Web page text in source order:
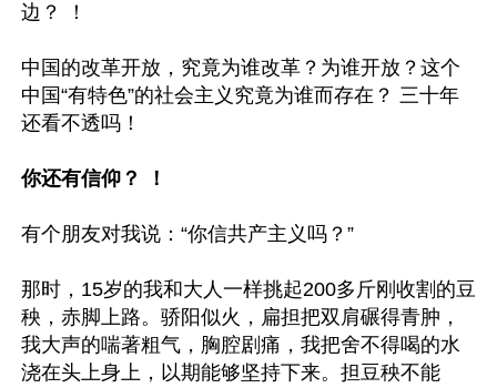
边？ ！
中国的改革开放，究竟为谁改革？为谁开放？这个
中国“有特色”的社会主义究竟为谁而存在？ 三十年
还看不透吗！
你还有信仰？ ！
有个朋友对我说：“你信共产主义吗？”
那时，15岁的我和大人一样挑起200多斤刚收割的豆
秧，赤脚上路。骄阳似火，扁担把双肩碾得青肿，
我大声的喘著粗气，胸腔剧痛，我把舍不得喝的水
浇在头上身上，以期能够坚持下来。担豆秧不能